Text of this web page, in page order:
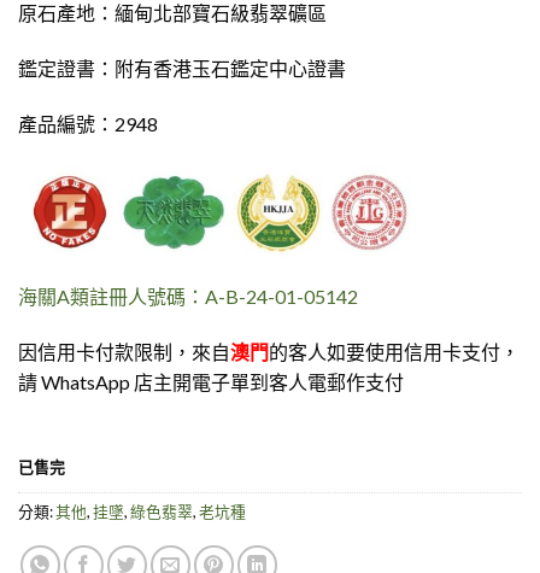
原石產地：緬甸北部寶石級翡翠礦區
鑑定證書：附有香港玉石鑑定中心證書
產品編號：2948
海關A類註冊人號碼：A-B-24-01-05142
因信用卡付款限制，來自澳門的客人如要使用信用卡支付，
請 WhatsApp 店主開電子單到客人電郵作支付
已售完
分類:其他,挂墜,綠色翡翠,老坑種